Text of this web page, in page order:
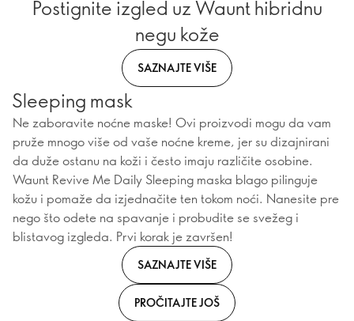
Postignite izgled uz Waunt hibridnu
negu kože
SAZNAJTE VIŠE
Sleeping mask
Ne zaboravite noćne maske! Ovi proizvodi mogu da vam
pruže mnogo više od vaše noćne kreme, jer su dizajnirani
da duže ostanu na koži i često imaju različite osobine.
Waunt Revive Me Daily Sleeping maska blago pilinguje
kožu i pomaže da izjednačite ten tokom noći. Nanesite pre
nego što odete na spavanje i probudite se svežeg i
blistavog izgleda. Prvi korak je završen!
SAZNAJTE VIŠE
PROČITAJTE JOŠ